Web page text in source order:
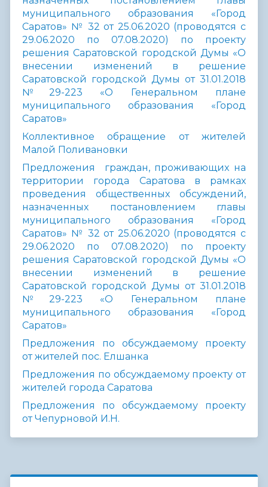
муниципального образования «Город
Саратов» № 32 от 25.06.2020 (проводятся с
29.06.2020 по 07.08.2020) по проекту
решения Саратовской городской Думы «О
внесении изменений в решение
Саратовской городской Думы от 31.01.2018
№29-223 «О Генеральном плане
муниципального образования «Город
Саратов»
Коллективное обращение от жителей
Малой Поливановки
Предложения граждан, проживающих на
территории города Саратова в рамках
проведения общественных обсуждений,
назначенных постановлением главы
муниципального образования «Город
Саратов» № 32 от 25.06.2020 (проводятся с
29.06.2020 по 07.08.2020) по проекту
решения Саратовской городской Думы «О
внесении изменений в решение
Саратовской городской Думы от 31.01.2018
№29-223 «О Генеральном плане
муниципального образования «Город
Саратов»
Предложения по обсуждаемому проекту
от жителей пос. Елшанка
Предложения по обсуждаемому проекту от
жителей города Саратова
Предложения по обсуждаемому проекту
от Чепурновой И.Н.